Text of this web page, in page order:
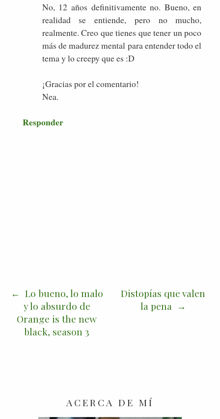
No, 12 años definitivamente no. Bueno, en
realidad se entiende, pero no mucho,
realmente. Creo que tienes que tener un poco
más de madurez mental para entender todo el
tema y lo creepy que es :D
¡Gracias por el comentario!
Nea.
Responder
Lo bueno, lo malo
y lo absurdo de
Orange is the new
black, season 3
Distopías que valen
la pena
ACERCA DE MÍ